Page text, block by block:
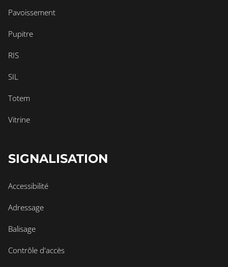
Pavoissement
Pupitre
RIS
SIL
Totem
Vitrine
SIGNALISATION
Accessibilité
Adressage
Balisage
Contrôle d'accès